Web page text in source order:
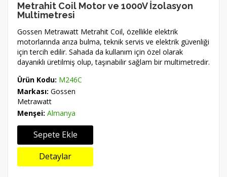
Metrahit Coil Motor ve 1000V İzolasyon
Multimetresi
Gossen Metrawatt Metrahit Coil, özellikle elektrik
motorlarında arıza bulma, teknik servis ve elektrik güvenliği
için tercih edilir. Sahada da kullanım için özel olarak
dayanıklı üretilmiş olup, taşınabilir sağlam bir multimetredir.
Ürün Kodu: M246C
Markası: Gossen
Metrawatt
Menşei: Almanya
Sepete Ekle
Detaylar